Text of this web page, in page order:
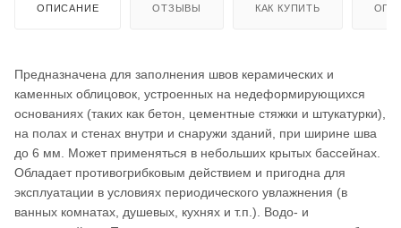
ОПИСАНИЕ ОТЗЫВЫ КАК КУПИТЬ
Предназначена для заполнения швов керамических и
каменных облицовок, устроенных на недеформирующихся
основаниях (таких как бетон, цементные стяжки и штукатурки),
на полах и стенах внутри и снаружи зданий, при ширине шва
до 6 мм. Может применяться в небольших крытых бассейнах.
Обладает противогрибковым действием и пригодна для
эксплуатации в условиях периодического увлажнения (в
ванных комнатах, душевых, кухнях и т.п.). Водо- и